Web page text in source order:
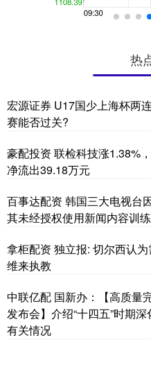
热
宏源证券 U17国少上海杯两
赛能否过关?
豪配投资 联检科技涨1.38%
净流出39.18万元
百事达配资 韩国三大电视台
其未经授权使用新闻内容训
拿柜配资 独立报: 切尔西认
维来执教
中联亿配 国新办：【高质量
发布会】介绍“十四五”时期
有关情况